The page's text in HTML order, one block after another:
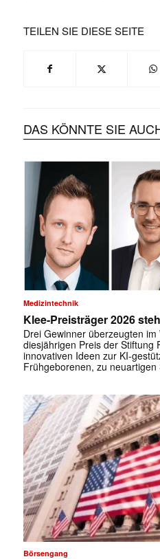
TEILEN SIE DIESE SEITE
DAS KÖNNTE SIE
Medizintechnik
Klee-Preisträger 2026
Drei Gewinner überzeugten
diesjährigen Preis der Stiftung
innovativen Ideen zur KI-
Frühgeborenen, zu
Börsengang